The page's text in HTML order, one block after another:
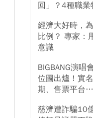
回」？4種職
經濟大好時，
比例？ 專家：
意識
BIGBANG演唱
位圖出爐！實
期、售票平台
慈濟遭詐騙10